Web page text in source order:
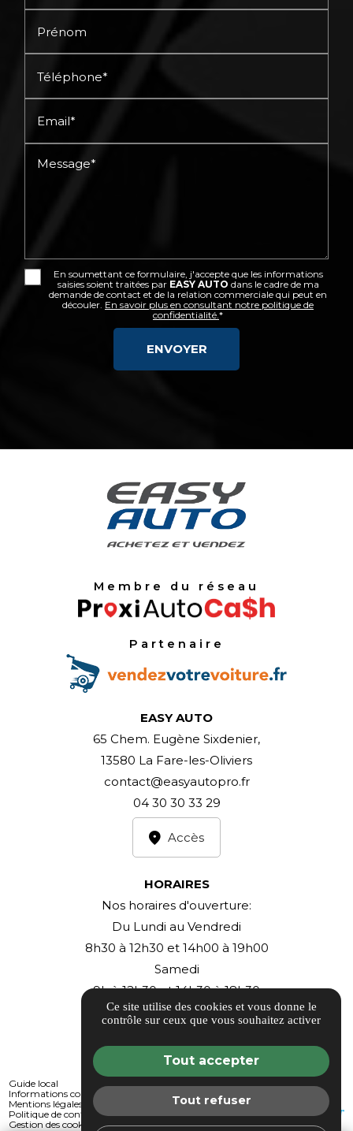
Prénom
Téléphone*
Email*
Message*
En soumettant ce formulaire, j'accepte que les informations
saisies soient traitées par EASY AUTO dans le cadre de ma
demande de contact et de la relation commerciale qui peut en
découler. En savoir plus en consultant notre politique de
confidentialité. *
Membre du réseau
Partenaire
EASY AUTO
65 Chem. Eugène Sixdenier,
13580 La Fare-les-Oliviers
contact@easyautopro.fr
04 30 30 33 29
Accès
HORAIRES
Nos horaires d'ouverture:
Du Lundi au Vendredi
8h30 à 12h30 et 14h00 à 19h00
Samedi
9h à 12h30 et 14h30 à 18h30
Guide local
Informations complémentaires
Mentions légales
Politique de confidentialité
Gestion des cookies
Ce site utilise des cookies et vous donne le
contrôle sur ceux que vous souhaitez activer
Tout accepter
Tout refuser